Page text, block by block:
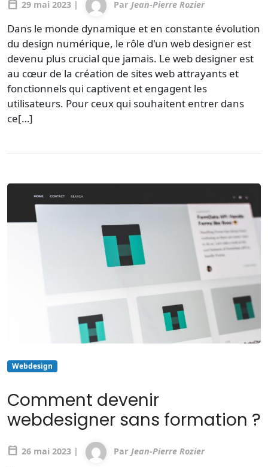
calendar_today 29 mai 2023 | Par Jean-Pierre Rozier
Dans le monde dynamique et en constante évolution
du design numérique, le rôle d'un web designer est
devenu plus crucial que jamais. Le web designer est
au cœur de la création de sites web attrayants et
fonctionnels qui captivent et engagent les
utilisateurs. Pour ceux qui souhaitent entrer dans
ce[…]
Webdesign
Comment devenir
webdesigner sans formation ?
calendar_today 26 mai 2023 | Par Jean-Pierre Rozier